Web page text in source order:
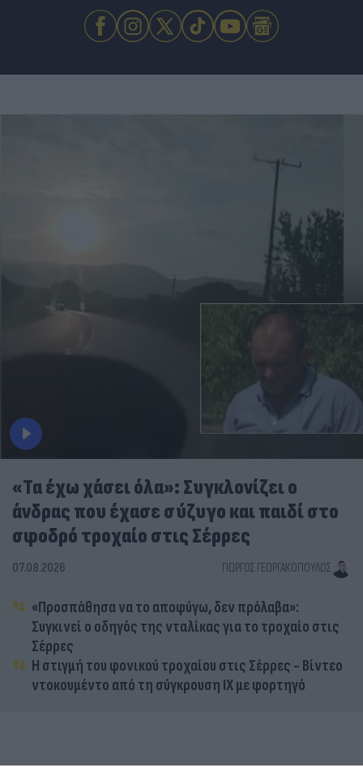
«Τα έχω χάσει όλα»: Συγκλονίζει ο
άνδρας που έχασε σύζυγο και παιδί στο
σφοδρό τροχαίο στις Σέρρες
07.08.2026 ΓΙΏΡΓΟΣ ΓΕΩΡΓΑΚΌΠΟΥΛΟΣ
«Προσπάθησα να το αποφύγω, δεν πρόλαβα»:
Συγκινεί ο οδηγός της νταλίκας για το τροχαίο στις
Σέρρες
Η στιγμή του φονικού τροχαίου στις Σέρρες - Βίντεο
ντοκουμέντο από τη σύγκρουση ΙΧ με φορτηγό